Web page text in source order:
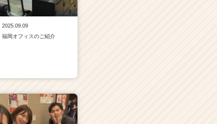
2025.09.09
福岡オフィスのご紹介